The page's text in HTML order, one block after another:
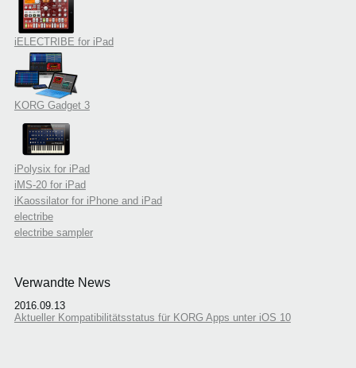
iELECTRIBE for iPad
KORG Gadget 3
iPolysix for iPad
iMS-20 for iPad
iKaossilator for iPhone and iPad
electribe
electribe sampler
Verwandte News
2016.09.13
Aktueller Kompatibilitätsstatus für KORG Apps unter iOS 10